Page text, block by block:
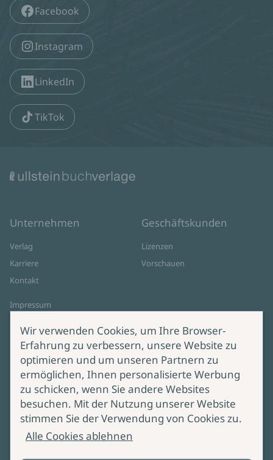
Facebook
Instagram
LinkedIn
TikTok
Unternehmen
Verlag
Karriere
Kontakt
Impressum
Cookie-Einstellungen
AGB Online Shop
Geschäftskunden
Lizenzen
Vorschauen
Service
Lieferung & Versand
Produktsicherheit
Bei Fragen zur Produktsicherheit
wenden Sie sich bitte an
Wir verwenden Cookies, um Ihre Browser-
Erfahrung zu verbessern, unsere Website zu
optimieren und um unseren Partnern zu
ermöglichen, Ihnen personalisierte Werbung
zu schicken, wenn Sie andere Websites
besuchen. Mit der Nutzung unserer Website
stimmen Sie der Verwendung von Cookies zu.
Alle Cookies ablehnen